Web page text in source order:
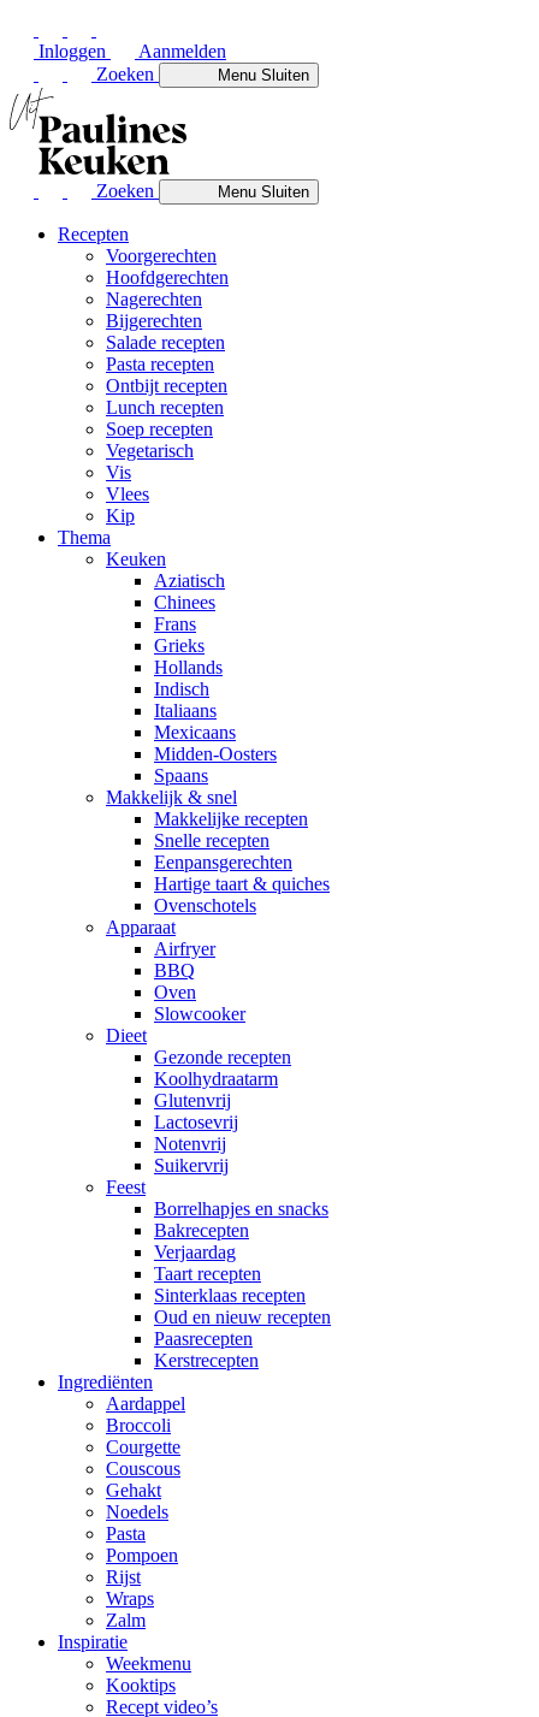
Inloggen
Aanmelden
Zoeken
MenuSluiten
Zoeken MenuSluiten
Recepten
Voorgerechten
Hoofdgerechten
Nagerechten
Bijgerechten
Salade recepten
Pasta recepten
Ontbijt recepten
Lunch recepten
Soep recepten
Vegetarisch
Vis
Vlees
Kip
Thema
Keuken
Aziatisch
Chinees
Frans
Grieks
Hollands
Indisch
Italiaans
Mexicaans
Midden-Oosters
Spaans
Makkelijk & snel
Makkelijke recepten
Snelle recepten
Eenpansgerechten
Hartige taart & quiches
Ovenschotels
Apparaat
Airfryer
BBQ
Oven
Slowcooker
Dieet
Gezonde recepten
Koolhydraatarm
Glutenvrij
Lactosevrij
Notenvrij
Suikervrij
Feest
Borrelhapjes en snacks
Bakrecepten
Verjaardag
Taart recepten
Sinterklaas recepten
Oud en nieuw recepten
Paasrecepten
Kerstrecepten
Ingrediënten
Aardappel
Broccoli
Courgette
Couscous
Gehakt
Noedels
Pasta
Pompoen
Rijst
Wraps
Zalm
Inspiratie
Weekmenu
Kooktips
Recept video’s